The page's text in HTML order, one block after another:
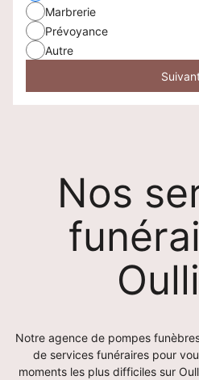
Marbrerie
Prévoyance
Autre
Nos
Notre agence de pompes
de services funéraires pour
moments les plus difficiles sur